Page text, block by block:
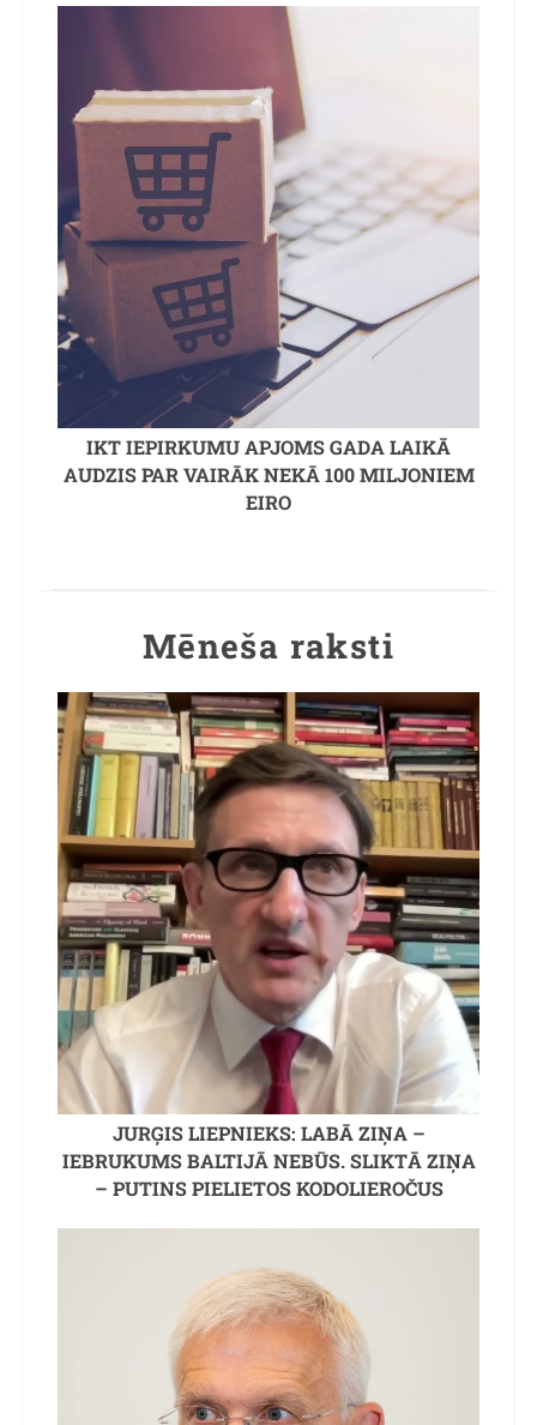
IKT IEPIRKUMU APJOMS GADA LAIKĀ
AUDZIS PAR VAIRĀK NEKĀ 100 MILJONIEM
EIRO
Mēneša raksti
JURĢIS LIEPNIEKS: LABĀ ZIŅA –
IEBRUKUMS BALTIJĀ NEBŪS. SLIKTĀ ZIŅA
– PUTINS PIELIETOS KODOLIEROČUS